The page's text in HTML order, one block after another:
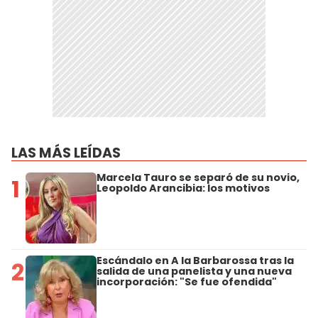
LAS MÁS LEÍDAS
1 Marcela Tauro se separó de su novio,
Leopoldo Arancibia: los motivos
2 Escándalo en A la Barbarossa tras la
salida de una panelista y una nueva
incorporación: "Se fue ofendida"